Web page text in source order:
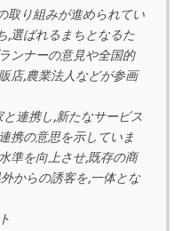
取り組みが進められてい
,選ばれるまちとなるた
ンナーの意見や全国的
店,農業法人などが参画
連携し,新たなサービス
携の意思を示していま
準を向上させ,既存の商
からの誘客を,一体とな